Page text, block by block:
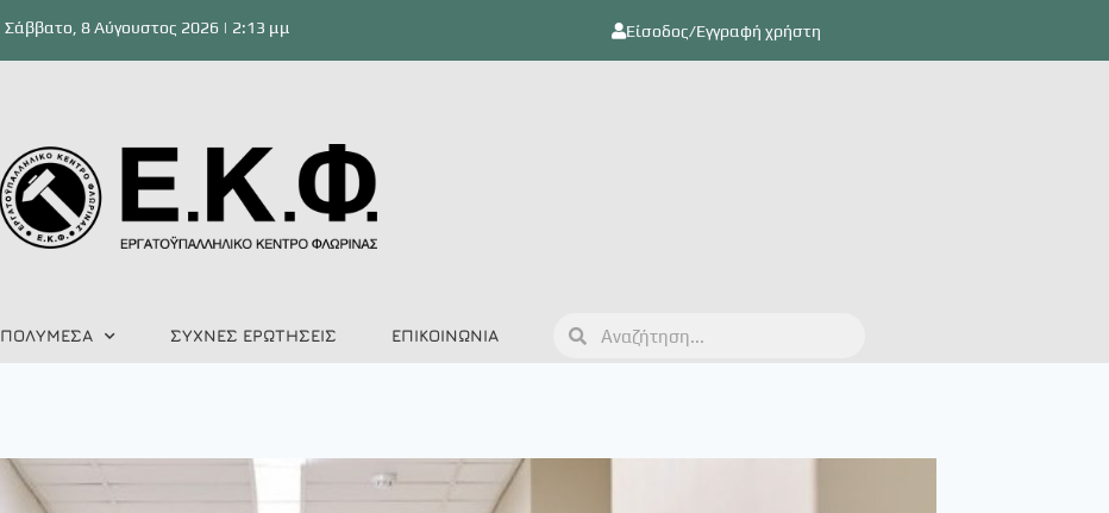
Σάββατο, 8 Αύγουστος 2026 | 2:13 μμ Είσοδος/Εγγραφή χρήστη
ΠΟΛΥΜΕΣΑ ΣΥΧΝΕΣ ΕΡΩΤΗΣΕΙΣ ΕΠΙΚΟΙΝΩΝΙΑ